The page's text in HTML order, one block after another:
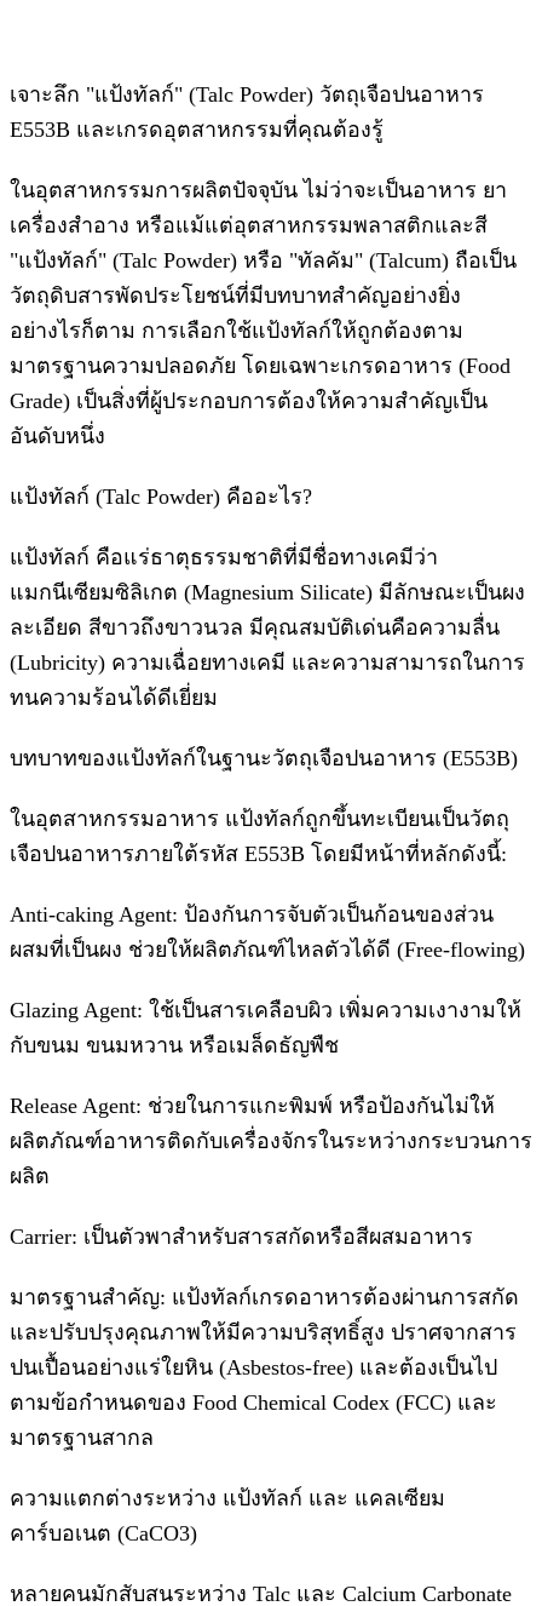
เจาะลึก "แป้งทัลก์" (Talc Powder) วัตถุเจือปนอาหาร
E553B และเกรดอุตสาหกรรมที่คุณต้องรู้
ในอุตสาหกรรมการผลิตปัจจุบัน ไม่ว่าจะเป็นอาหาร ยา
เครื่องสำอาง หรือแม้แต่อุตสาหกรรมพลาสติกและสี
"แป้งทัลก์" (Talc Powder) หรือ "ทัลคัม" (Talcum) ถือเป็น
วัตถุดิบสารพัดประโยชน์ที่มีบทบาทสำคัญอย่างยิ่ง
อย่างไรก็ตาม การเลือกใช้แป้งทัลก์ให้ถูกต้องตาม
มาตรฐานความปลอดภัย โดยเฉพาะเกรดอาหาร (Food
Grade) เป็นสิ่งที่ผู้ประกอบการต้องให้ความสำคัญเป็น
อันดับหนึ่ง
แป้งทัลก์ (Talc Powder) คืออะไร?
แป้งทัลก์ คือแร่ธาตุธรรมชาติที่มีชื่อทางเคมีว่า
แมกนีเซียมซิลิเกต (Magnesium Silicate) มีลักษณะเป็นผง
ละเอียด สีขาวถึงขาวนวล มีคุณสมบัติเด่นคือความลื่น
(Lubricity) ความเฉื่อยทางเคมี และความสามารถในการ
ทนความร้อนได้ดีเยี่ยม
บทบาทของแป้งทัลก์ในฐานะวัตถุเจือปนอาหาร (E553B)
ในอุตสาหกรรมอาหาร แป้งทัลก์ถูกขึ้นทะเบียนเป็นวัตถุ
เจือปนอาหารภายใต้รหัส E553B โดยมีหน้าที่หลักดังนี้:
Anti-caking Agent: ป้องกันการจับตัวเป็นก้อนของส่วน
ผสมที่เป็นผง ช่วยให้ผลิตภัณฑ์ไหลตัวได้ดี (Free-flowing)
Glazing Agent: ใช้เป็นสารเคลือบผิว เพิ่มความเงางามให้
กับขนม ขนมหวาน หรือเมล็ดธัญพืช
Release Agent: ช่วยในการแกะพิมพ์ หรือป้องกันไม่ให้
ผลิตภัณฑ์อาหารติดกับเครื่องจักรในระหว่างกระบวนการ
ผลิต
Carrier: เป็นตัวพาสำหรับสารสกัดหรือสีผสมอาหาร
มาตรฐานสำคัญ: แป้งทัลก์เกรดอาหารต้องผ่านการสกัด
และปรับปรุงคุณภาพให้มีความบริสุทธิ์สูง ปราศจากสาร
ปนเปื้อนอย่างแร่ใยหิน (Asbestos-free) และต้องเป็นไป
ตามข้อกำหนดของ Food Chemical Codex (FCC) และ
มาตรฐานสากล
ความแตกต่างระหว่าง แป้งทัลก์ และ แคลเซียม
คาร์บอเนต (CaCO3)
หลายคนมักสับสนระหว่าง Talc และ Calcium Carbonate